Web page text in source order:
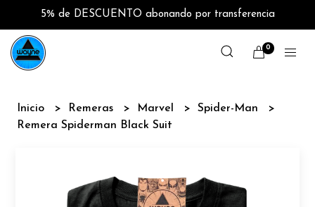
5% de DESCUENTO abonando por transferencia
0
Inicio Remeras Marvel
Spider-Man
Remera Spiderman Black Suit